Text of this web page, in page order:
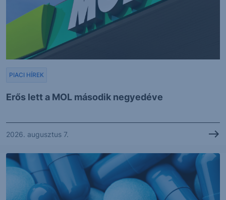
Erős lett a MOL második negyedéve
PIACI HÍREK
2026. augusztus 7.